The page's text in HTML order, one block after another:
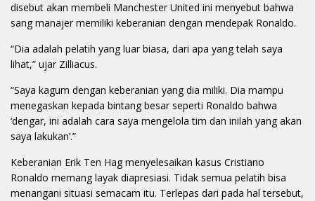
disebut akan membeli Manchester United ini menyebut bahwa
sang manajer memiliki keberanian dengan mendepak Ronaldo.
“Dia adalah pelatih yang luar biasa, dari apa yang telah saya
lihat,” ujar Zilliacus.
“Saya kagum dengan keberanian yang dia miliki. Dia mampu
menegaskan kepada bintang besar seperti Ronaldo bahwa
‘dengar, ini adalah cara saya mengelola tim dan inilah yang akan
saya lakukan’.”
Keberanian Erik Ten Hag menyelesaikan kasus Cristiano
Ronaldo memang layak diapresiasi. Tidak semua pelatih bisa
menangani situasi semacam itu. Terlepas dari pada hal tersebut,